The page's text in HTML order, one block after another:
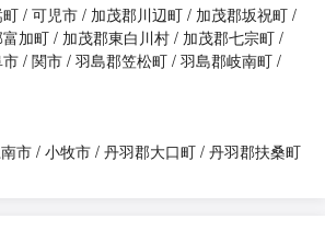
可児市 加茂郡川辺町
加茂郡坂祝町
加町 加茂郡東白川村
加茂郡七宗町
関市 羽島郡笠松町 羽島郡岐南町
市 小牧市 丹羽郡大口町 丹羽郡扶桑町